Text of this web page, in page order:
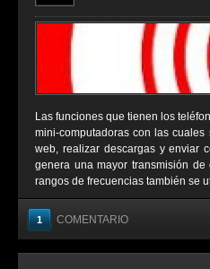
Las funciones que tienen los
mini-computadoras con las
web, realizar descargas y enviar
genera una mayor transmisión
rangos de frecuencias también se
1 COMENTARIO